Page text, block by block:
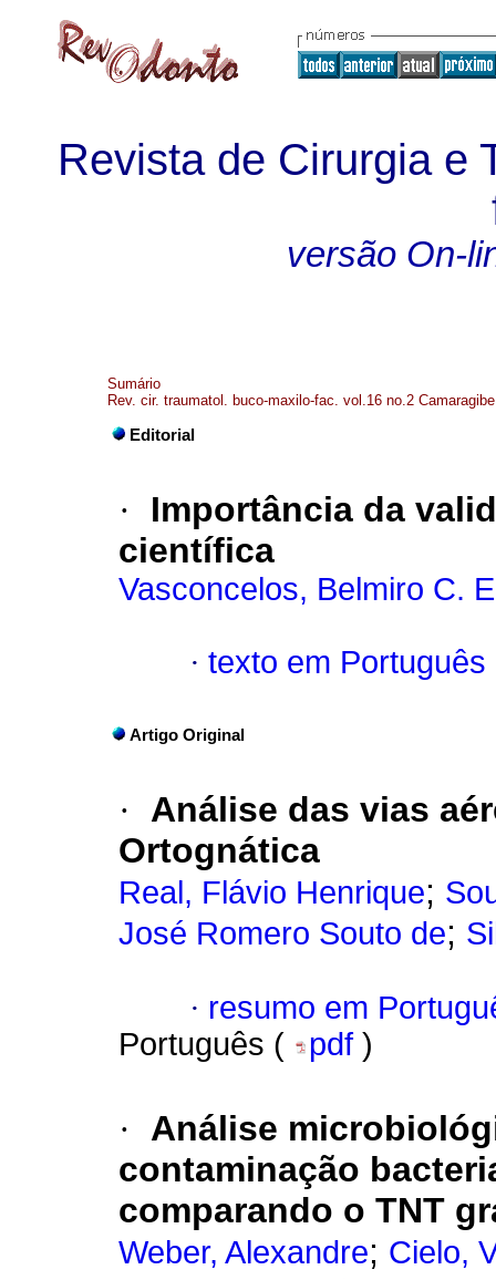
Revista de Cirurgia e
versão On-
Sumário
Rev. cir. traumatol. buco-maxilo-fac. vol.16 no.2
Editorial
·
Importância da
científica
Vasconcelos, Belmiro C.
· texto em Português
Artigo Original
·
Análise das vias
Ortognática
Real, Flávio Henrique;
José Romero Souto de;
· resumo em
Português (
pdf )
·
Análise
contaminação
comparando o TNT
Weber, Alexandre; Cielo,